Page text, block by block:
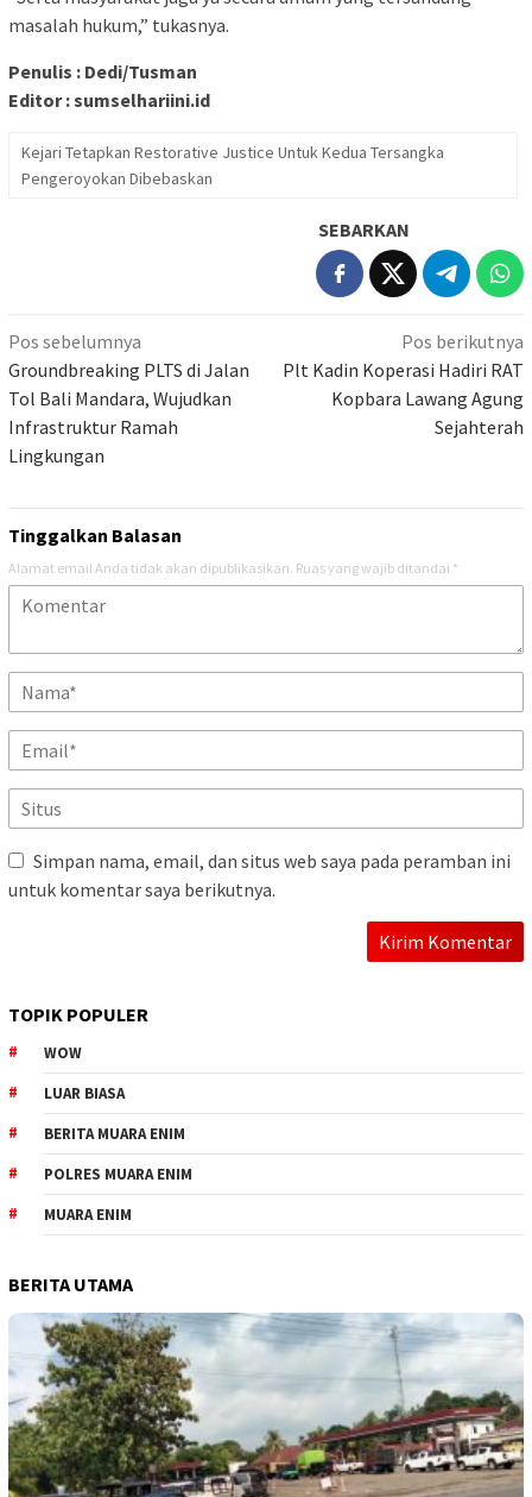
masalah hukum,” tukasnya.
Penulis : Dedi/Tusman
Editor : sumselhariini.id
Kejari Tetapkan Restorative Justice Untuk Kedua Tersangka
Pengeroyokan Dibebaskan
SEBARKAN
Navigasi
pos
Pos sebelumnya
Groundbreaking PLTS di Jalan
Tol Bali Mandara, Wujudkan
Infrastruktur Ramah
Lingkungan
Pos berikutnya
Plt Kadin Koperasi Hadiri RAT
Kopbara Lawang Agung
Sejahterah
Tinggalkan Balasan
Alamat email Anda tidak akan dipublikasikan. Ruas yang wajib ditandai *
Simpan nama, email, dan situs web saya pada peramban ini
untuk komentar saya berikutnya.
TOPIK POPULER
WOW
LUAR BIASA
BERITA MUARA ENIM
POLRES MUARA ENIM
MUARA ENIM
BERITA UTAMA